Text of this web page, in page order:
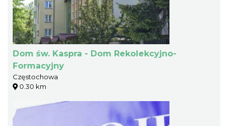
Dom św. Kaspra - Dom Rekolekcyjno-
Formacyjny
Częstochowa
0.30 km